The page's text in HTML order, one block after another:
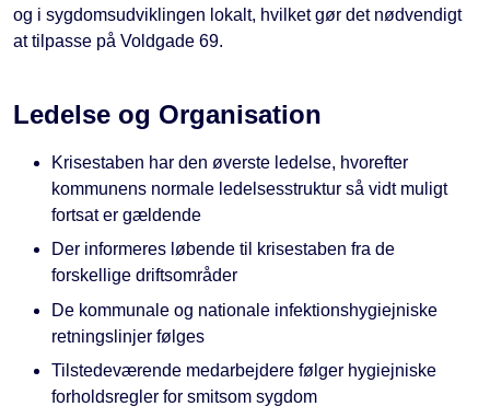
og i sygdomsudviklingen lokalt, hvilket gør det nødvendigt
at tilpasse på Voldgade 69.
Ledelse og Organisation
Krisestaben har den øverste ledelse, hvorefter
kommunens normale ledelsesstruktur så vidt muligt
fortsat er gældende
Der informeres løbende til krisestaben fra de
forskellige driftsområder
De kommunale og nationale infektionshygiejniske
retningslinjer følges
Tilstedeværende medarbejdere følger hygiejniske
forholdsregler for smitsom sygdom